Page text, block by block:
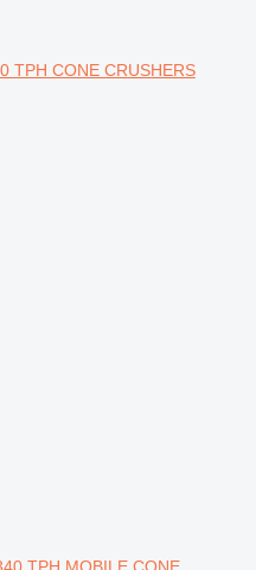
TPH CONE CRUSHERS
TPH MOBILE CONE